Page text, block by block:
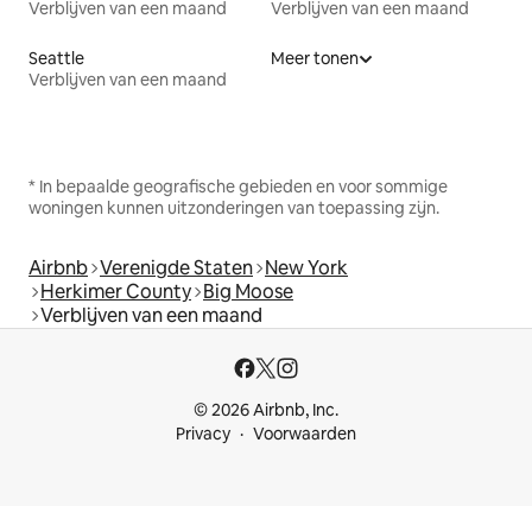
Verblijven van een maand Verblijven van een maand
Seattle
Verblijven van een maand
Meer tonen
* In bepaalde geografische gebieden en voor sommige
woningen kunnen uitzonderingen van toepassing zijn.
Airbnb Verenigde Staten New York
Herkimer County Big Moose
Verblijven van een maand
© 2026 Airbnb, Inc.
Privacy
Voorwaarden